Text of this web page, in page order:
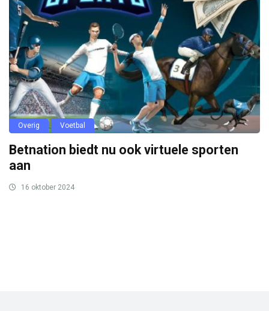
Overig Voetbal
Betnation biedt nu ook virtuele sporten
aan
16 oktober 2024